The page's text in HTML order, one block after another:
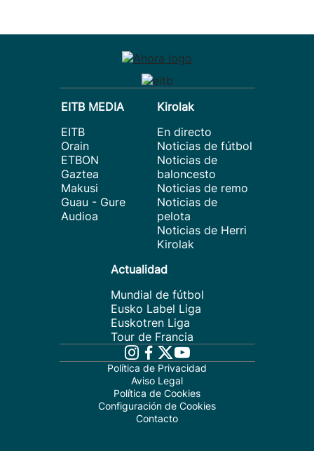
EITB MEDIA
EITB
Orain
ETBON
Gaztea
Makusi
Guau - Gure
Audioa
Kirolak
En directo
Noticias de fútbol
Noticias de
baloncesto
Noticias de remo
Noticias de
pelota
Noticias de Herri
Kirolak
Actualidad
Mundial de fútbol
Eusko Label Liga
Euskotren Liga
Tour de Francia
Política de Privacidad
Aviso Legal
Política de Cookies
Configuración de Cookies
Contacto